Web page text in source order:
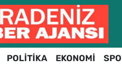
POLİTİKA EKONOMİ